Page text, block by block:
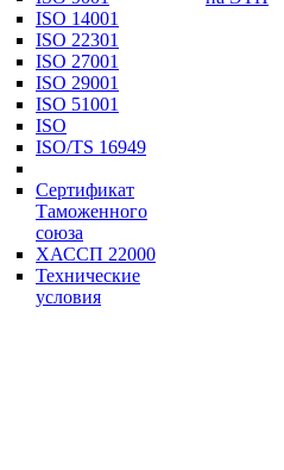
ISO 14001
ISO 22301
ISO 27001
ISO 29001
ISO 51001
ISO
ISO/TS 16949
Сертификат
Таможенного
союза
ХАССП 22000
Технические
условия